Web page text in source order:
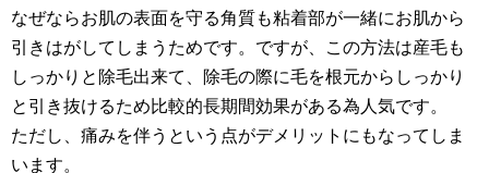
なぜならお肌の表面を守る角質も粘着部が一緒にお肌から
引きはがしてしまうためです。ですが、この方法は産毛も
しっかりと除毛出来て、除毛の際に毛を根元からしっかり
と引き抜けるため比較的長期間効果がある為人気です。
ただし、痛みを伴うという点がデメリットにもなってしま
います。